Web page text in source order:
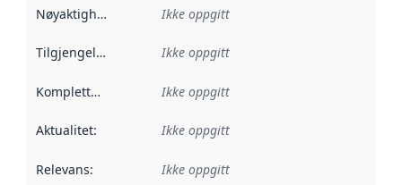
Nøyaktighet Ikke oppgitt
Tilgjengelighet Ikke oppgitt
Kompletthet Ikke oppgitt
Aktualitet: Ikke oppgitt
Relevans: Ikke oppgitt